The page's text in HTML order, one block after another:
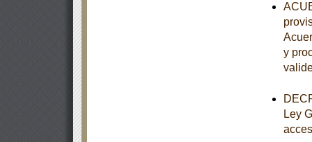
y
Ley